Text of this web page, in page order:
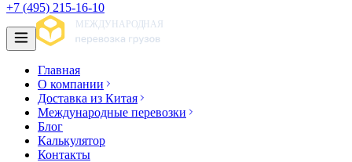
+7 (495) 215-16-10
Главная
О компании
Доставка из Китая
Международные перевозки
Блог
Калькулятор
Контакты